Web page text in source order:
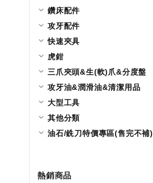
鑽床配件
攻牙配件
快速夾具
虎鉗
三爪夾頭&生(軟)爪&分度盤
攻牙油&潤滑油&清潔用品
大型工具
其他分類
油石/銑刀特價專區(售完不補)
熱銷商品